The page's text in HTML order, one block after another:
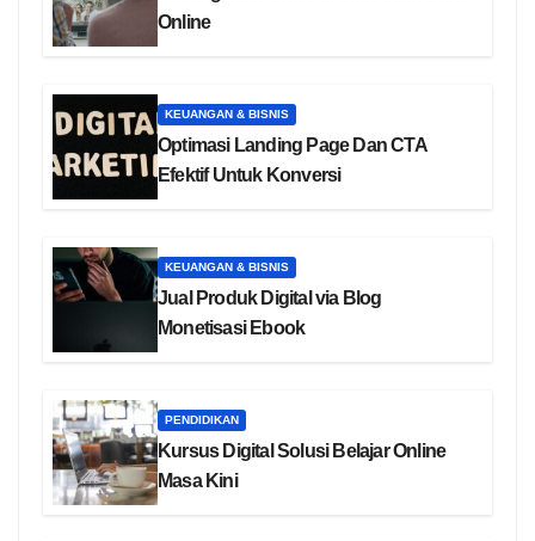
Online
KEUANGAN & BISNIS
Optimasi Landing Page Dan CTA
Efektif Untuk Konversi
KEUANGAN & BISNIS
Jual Produk Digital via Blog
Monetisasi Ebook
PENDIDIKAN
Kursus Digital Solusi Belajar Online
Masa Kini